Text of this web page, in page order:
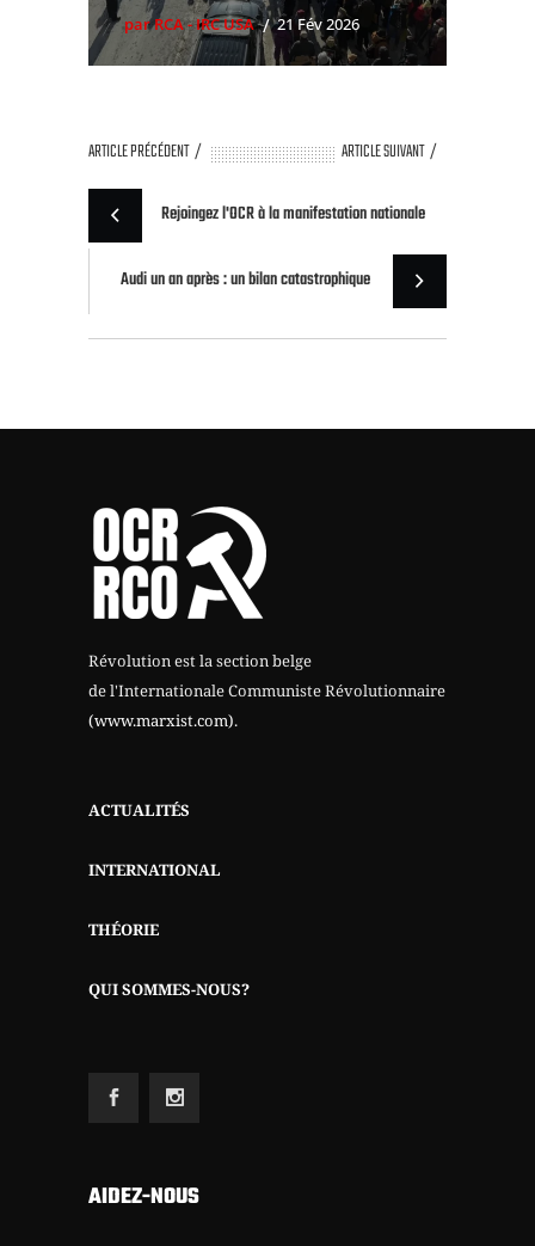
par RCA - IRC USA 21 Fév 2026
ARTICLE PRÉCÉDENT ARTICLE SUIVANT
Rejoingez l'OCR à la manifestation nationale
Audi un an après : un bilan catastrophique
Révolution est la section belge
de l'Internationale Communiste Révolutionnaire
(www.marxist.com).
ACTUALITÉS
INTERNATIONAL
THÉORIE
QUI SOMMES-NOUS?
AIDEZ-NOUS